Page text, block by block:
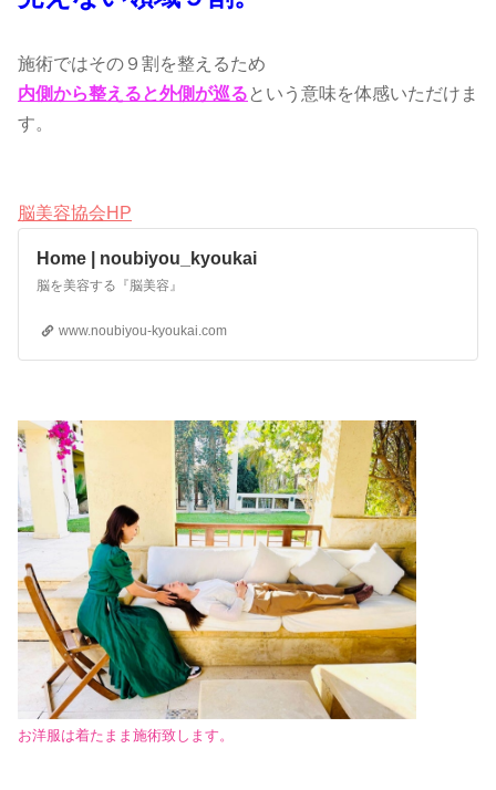
施術ではその９割を整えるため
内側から整えると外側が巡る という意味を体感いただけま
す。
脳美容協会HP
Home | noubiyou_kyoukai
脳を美容する『脳美容』
www.noubiyou-kyoukai.com
お洋服は着たまま施術致します。